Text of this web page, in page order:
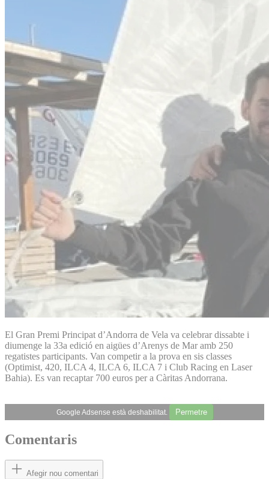
El Gran Premi Principat d’Andorra de Vela va celebrar dissabte i
diumenge la 33a edició en aigües d’Arenys de Mar amb 250
regatistes participants. Van competir a la prova en sis classes
(Optimist, 420, ILCA 4, ILCA 6, ILCA 7 i Club Racing en Laser
Bahia). Es van recaptar 700 euros per a Càritas Andorrana.
Google Adsense està deshabilitat. Permetre
Comentaris
Afegir nou comentari